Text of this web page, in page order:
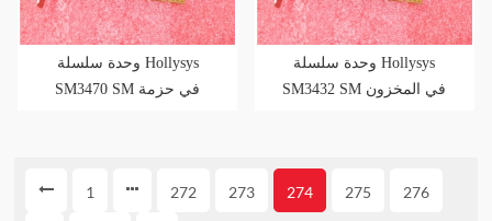
وحدة سلسلة Hollysys
SM3470 SM في حزمة
وحدة سلسلة Hollysys
SM3432 SM في المخزون
1 272 273 274 275 276